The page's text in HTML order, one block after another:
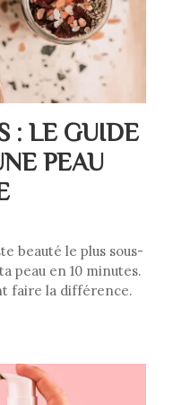
: LE GUIDE
PEAU
beauté le plus sous-
peau en 10 minutes.
faire la différence.